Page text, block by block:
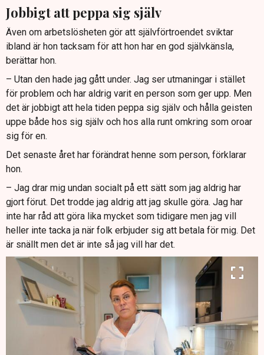
Jobbigt att peppa sig själv
Även om arbetslösheten gör att självförtroendet sviktar
ibland är hon tacksam för att hon har en god självkänsla,
berättar hon.
– Utan den hade jag gått under. Jag ser utmaningar i stället
för problem och har aldrig varit en person som ger upp. Men
det är jobbigt att hela tiden peppa sig själv och hålla geisten
uppe både hos sig själv och hos alla runt omkring som oroar
sig för en.
Det senaste året har förändrat henne som person, förklarar
hon.
– Jag drar mig undan socialt på ett sätt som jag aldrig har
gjort förut. Det trodde jag aldrig att jag skulle göra. Jag har
inte har råd att göra lika mycket som tidigare men jag vill
heller inte tacka ja när folk erbjuder sig att betala för mig. Det
är snällt men det är inte så jag vill har det.